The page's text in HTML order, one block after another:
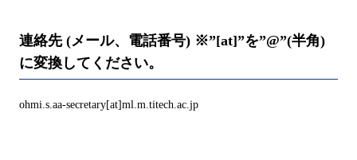
連絡先 (メール、電話番号) ※”[at]”を”@”(半角)
に変換してください。
ohmi.s.aa-secretary[at]ml.m.titech.ac.jp